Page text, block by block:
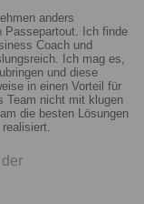
anders
Passepartout. Ich finde
Coach und
Ich mag es,
und diese
in einen Vorteil für
Team nicht mit klugen
die besten Lösungen